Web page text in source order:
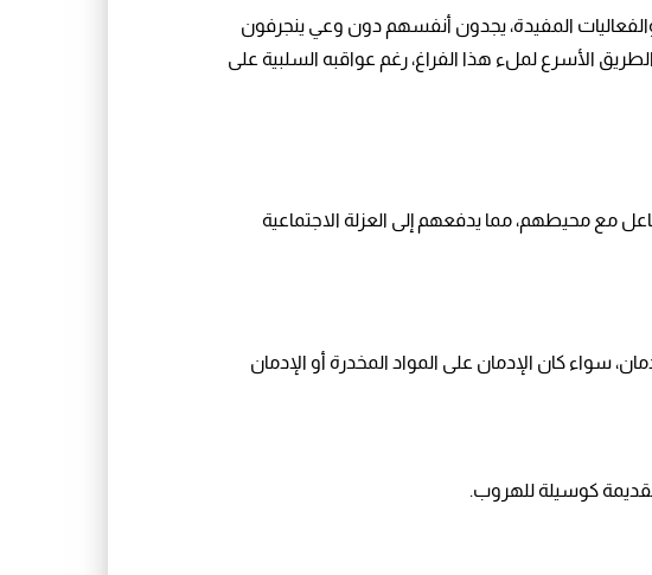
المفيدة، يجدون أنفسهم دون وعي ينجرفون
الأسرع لملء هذا الفراغ، رغم عواقبه السلبية على
مع محيطهم، مما يدفعهم إلى العزلة الاجتماعية
سواء كان الإدمان على المواد المخدرة أو الإدمان
كوسيلة للهروب.